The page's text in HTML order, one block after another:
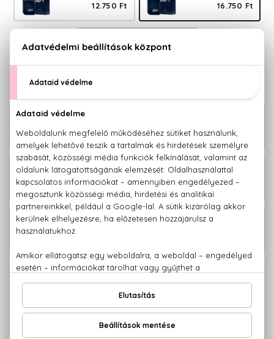
12.750 Ft
16.750 Ft
200 ml
20.900 Ft
Defy Eau De Parfum 200 ml 20.900 Ft
100% eredeti termékek,14 napos visszaküldési garanciával
Kérdésed van, elakadtál? Hívd ügyfélszolgálatunkat:+36 20